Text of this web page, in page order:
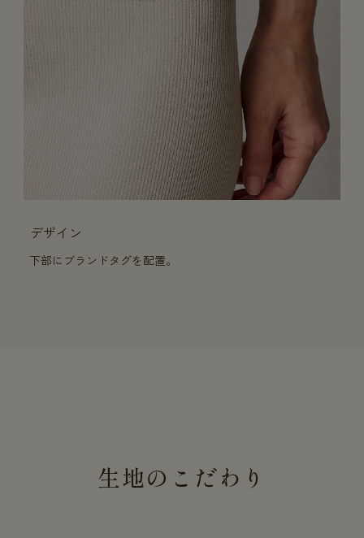
デザイン
下部にブランドタグを配置。
生地のこだわり